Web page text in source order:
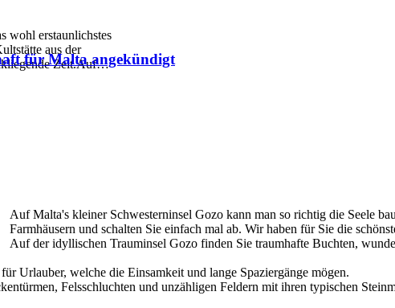
wohl erstaunlichstes
aus der
Zeit.Auf…
für Malta angekündigt
Auf Malta's kleiner Schwesterninsel Gozo kann man so richtig die Seele
Farmhäusern und schalten Sie einfach mal ab. Wir haben für Sie die
Auf der idyllischen Trauminsel Gozo finden Sie traumhafte Buchten,
Urlauber, welche die Einsamkeit und lange Spaziergänge mögen.
Felsschluchten und unzähligen Feldern mit ihren typischen